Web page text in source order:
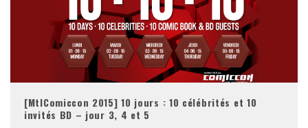
[MtlComiccon 2015] 10 jours : 10 célébrités et 10
invités BD – jour 3, 4 et 5